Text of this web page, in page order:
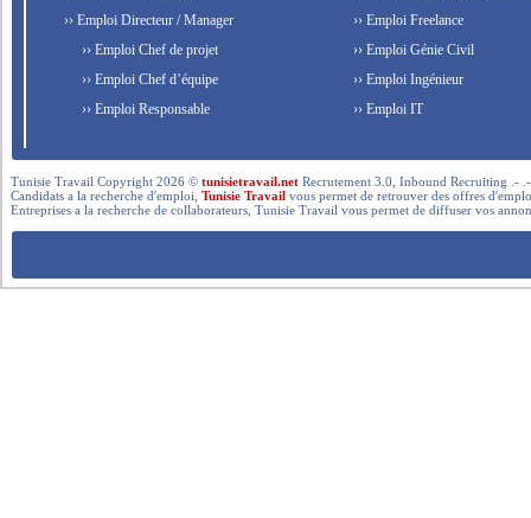
›› Emploi Directeur / Manager
›› Emploi Chef de projet
›› Emploi Chef d’équipe
›› Emploi Responsable
›› Emploi Freelance
›› Emploi Génie Civil
›› Emploi Ingénieur
›› Emploi IT
Tunisie Travail Copyright 2026 ©tunisietravail.net Recrutement 3.0, Inbound Recruiting .-
Candidats a la recherche d'emploi,Tunisie Travail vous permet de retrouver des offres
Entreprises a la recherche de collaborateurs, Tunisie Travail vous permet de diffuser vos